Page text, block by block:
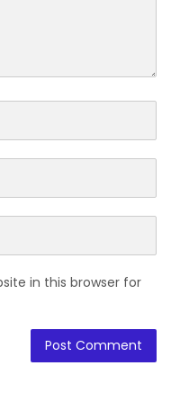
in this browser for